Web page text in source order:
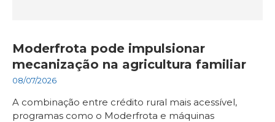
Moderfrota pode impulsionar
mecanização na agricultura familiar
08/07/2026
A combinação entre crédito rural mais acessível,
programas como o Moderfrota e máquinas